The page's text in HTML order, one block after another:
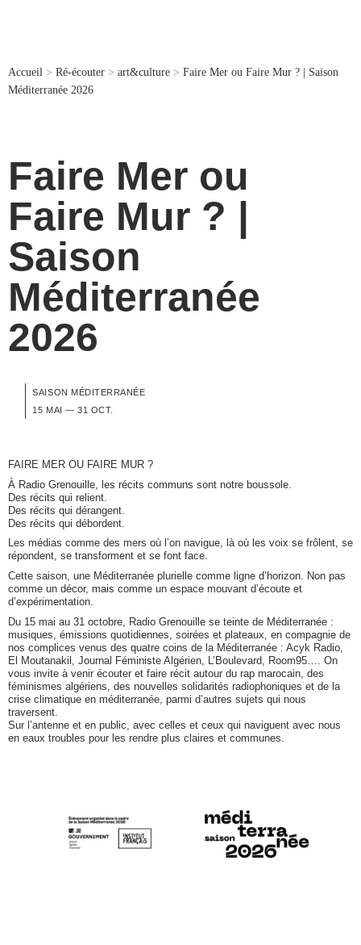
Accueil > Ré-écouter > art&culture > Faire Mer ou Faire Mur ? | Saison
Méditerranée 2026
Faire Mer ou
Faire Mur ? |
Saison
Méditerranée
2026
SAISON MÉDITERRANÉE
15 MAI — 31 OCT.
FAIRE MER OU FAIRE MUR ?
À Radio Grenouille, les récits communs sont notre boussole.
Des récits qui relient.
Des récits qui dérangent.
Des récits qui débordent.
Les médias comme des mers où l’on navigue, là où les voix se frôlent, se
répondent, se transforment et se font face.
Cette saison, une Méditerranée plurielle comme ligne d’horizon. Non pas
comme un décor, mais comme un espace mouvant d’écoute et
d’expérimentation.
Du 15 mai au 31 octobre, Radio Grenouille se teinte de Méditerranée :
musiques, émissions quotidiennes, soirées et plateaux, en compagnie de
nos complices venus des quatre coins de la Méditerranée : Acyk Radio,
El Moutanakil, Journal Féministe Algérien, L’Boulevard, Room95…. On
vous invite à venir écouter et faire récit autour du rap marocain, des
féminismes algériens, des nouvelles solidarités radiophoniques et de la
crise climatique en méditerranée, parmi d’autres sujets qui nous
traversent.
Sur l’antenne et en public, avec celles et ceux qui naviguent avec nous
en eaux troubles pour les rendre plus claires et communes.